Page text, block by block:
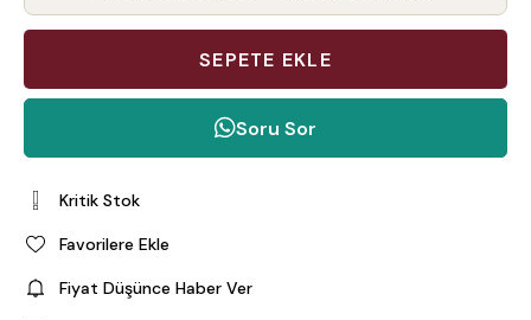
Soru Sor
Kritik Stok
Favorilere Ekle
Fiyat Düşünce Haber Ver